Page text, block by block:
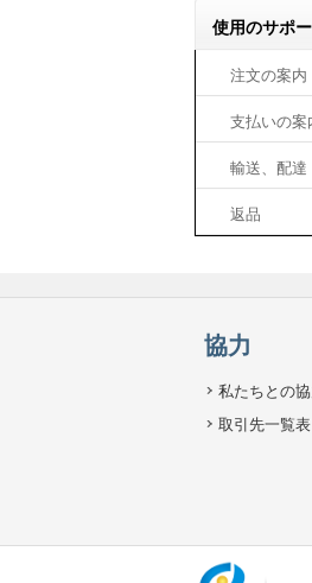
使用のサポ
注文の案内
支払いの案
輸送、配達
返品
協力
私たちとの
取引先一覧表